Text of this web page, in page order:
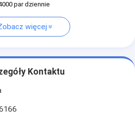
par dziennie
więcej
Kontaktu